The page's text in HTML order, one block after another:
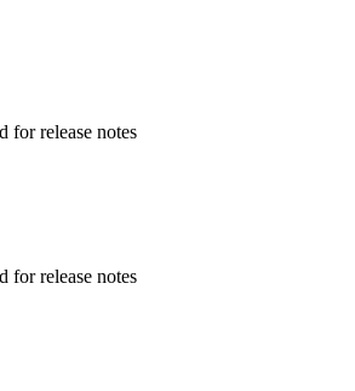
release notes
release notes